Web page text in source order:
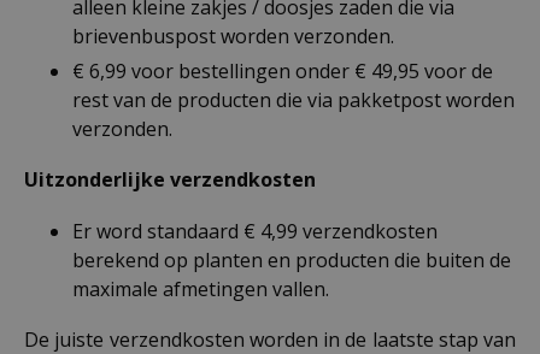
alleen kleine zakjes / doosjes zaden die via
brievenbuspost worden verzonden.
€ 6,99 voor bestellingen onder € 49,95 voor de
rest van de producten die via pakketpost worden
verzonden.
Uitzonderlijke verzendkosten
Er word standaard € 4,99 verzendkosten
berekend op planten en producten die buiten de
maximale afmetingen vallen.
De juiste verzendkosten worden in de laatste stap van